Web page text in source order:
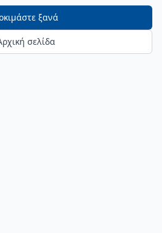
ξανά
σελίδα